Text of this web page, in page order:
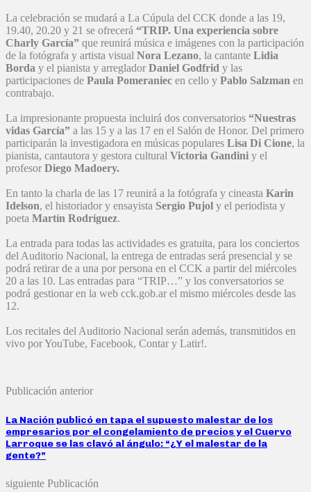
La celebración se mudará a La Cúpula del CCK donde a las 19,
19.40, 20.20 y 21 se ofrecerá “TRIP. Una experiencia sobre
Charly García” que reunirá música e imágenes con la participación
de la fotógrafa y artista visual Nora Lezano, la cantante Lidia
Borda y el pianista y arreglador Daniel Godfrid y las
participaciones de Paula Pomeraniec en cello y Pablo Salzman en
contrabajo.
La impresionante propuesta incluirá dos conversatorios “Nuestras
vidas García” a las 15 y a las 17 en el Salón de Honor. Del primero
participarán la investigadora en músicas populares Lisa Di Cione, la
pianista, cantautora y gestora cultural Victoria Gandini y el
profesor Diego Madoery.
En tanto la charla de las 17 reunirá a la fotógrafa y cineasta Karin
Idelson, el historiador y ensayista Sergio Pujol y el periodista y
poeta Martín Rodríguez.
La entrada para todas las actividades es gratuita, para los conciertos
del Auditorio Nacional, la entrega de entradas será presencial y se
podrá retirar de a una por persona en el CCK a partir del miércoles
20 a las 10. Las entradas para “TRIP…” y los conversatorios se
podrá gestionar en la web cck.gob.ar el mismo miércoles desde las
12.
Los recitales del Auditorio Nacional serán además, transmitidos en
vivo por YouTube, Facebook, Contar y Latir!.
Publicación anterior
La Nación publicó en tapa el supuesto malestar de los
empresarios por el congelamiento de precios y el Cuervo
Larroque se las clavó al ángulo: “¿Y el malestar de la
gente?”
siguiente Publicación